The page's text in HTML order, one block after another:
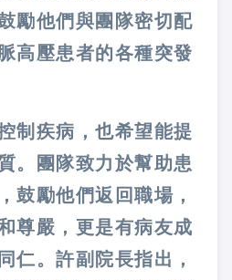
勵他們與團隊密切配
高壓患者的各種突發
制疾病，也希望能提
。團隊致力於幫助患
鼓勵他們返回職場，
尊嚴，更是有病友成
仁。許副院長指出，